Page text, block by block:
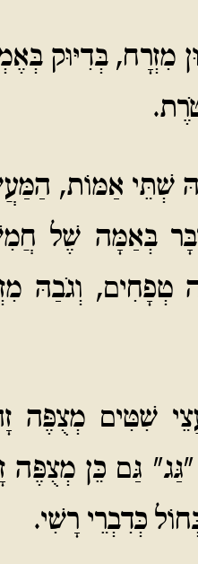
מִזְרָח, בְּדִיּוּק
שְׁתֵּי אַמּוֹת,
בְּאַמָּה שֶׁל
וְגֹבַהּ
שִׁטִּים מְצֻפֶּה
גַּם כֵּן מְצֻפֶּה
כְּדִבְרֵי רָשִׁי.